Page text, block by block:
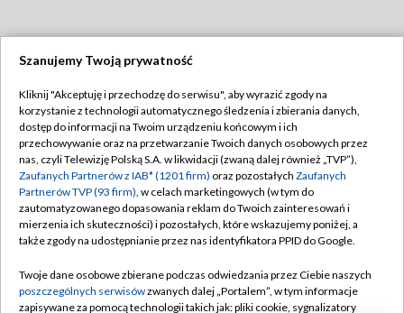
TVP
Abonament TVP
Emisja w TVP
Centrum informacji TVP
Naziemna Telewizja Cyfrowa
Rada Programowa
Regulamin TVP
Polityka prywatności
Moje zgody
Pomoc
Kontakt
Szanujemy Twoją prywatność
Kliknij "Akceptuję i przechodzę do serwisu", aby wyrazić zgody na
korzystanie z technologii automatycznego śledzenia i zbierania danych,
dostęp do informacji na Twoim urządzeniu końcowym i ich
przechowywanie oraz na przetwarzanie Twoich danych osobowych przez
nas, czyli Telewizję Polską S.A. w likwidacji (zwaną dalej również „TVP”),
Zaufanych Partnerów z IAB* (1201 firm) oraz pozostałych Zaufanych
Partnerów TVP (93 firm), w celach marketingowych (w tym do
zautomatyzowanego dopasowania reklam do Twoich zainteresowań i
mierzenia ich skuteczności) i pozostałych, które wskazujemy poniżej, a
także zgody na udostępnianie przez nas identyfikatora PPID do Google.
Twoje dane osobowe zbierane podczas odwiedzania przez Ciebie naszych
poszczególnych serwisówzwanych dalej „Portalem”, w tym informacje
zapisywane za pomocą technologii takich jak: pliki cookie, sygnalizatory